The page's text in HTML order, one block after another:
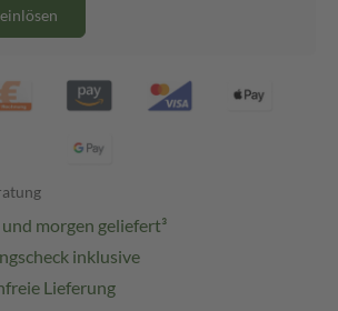
morgen geliefert³
inklusive
Lieferung